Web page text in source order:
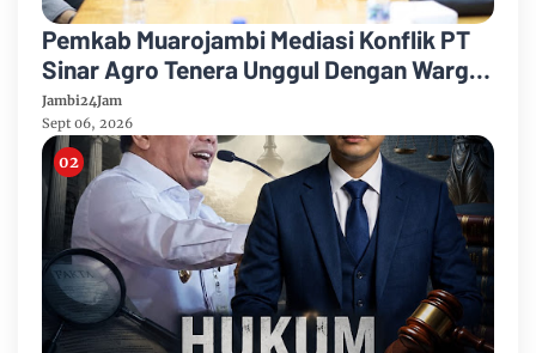
Pemkab Muarojambi Mediasi Konflik PT
Sinar Agro Tenera Unggul Dengan Warga
Sipin Teluk Duren
Jambi24Jam
Sept 06, 2026